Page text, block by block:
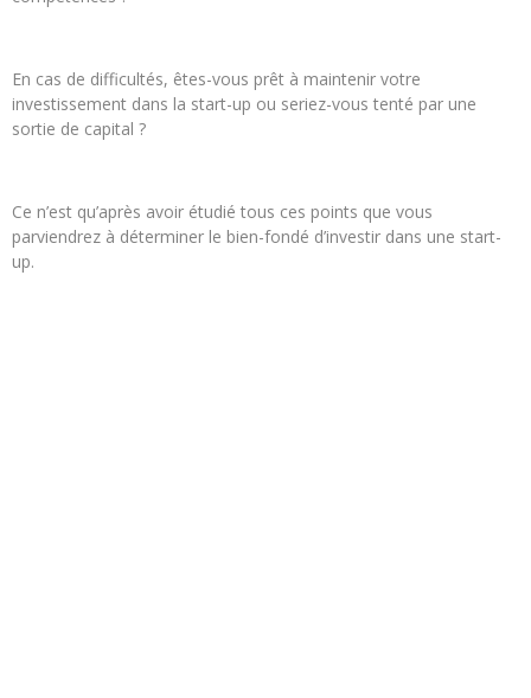
En cas de difficultés, êtes-vous prêt à maintenir votre
investissement dans la start-up ou seriez-vous tenté par une
sortie de capital ?
Ce n’est qu’après avoir étudié tous ces points que vous
parviendrez à déterminer le bien-fondé d’investir dans une start-
up.